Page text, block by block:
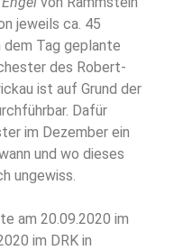
jeweils ca. 45
dem Tag geplante
des Robert-
ist auf Grund der
Dafür
im Dezember ein
und wo dieses
ungewiss.
am 20.09.2020 im
im DRK in